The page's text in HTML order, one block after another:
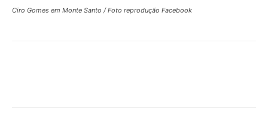
Ciro Gomes em Monte Santo / Foto reprodução Facebook